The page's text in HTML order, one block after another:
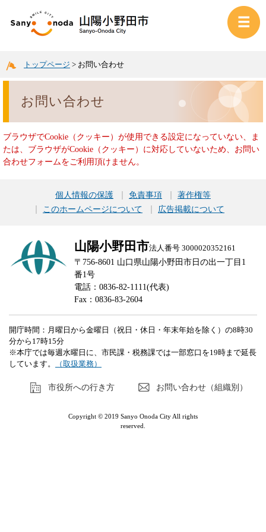
トップページ > お問い合わせ
お問い合わせ
ブラウザでCookie（クッキー）が使用できる設定になっていない、ま
たは、ブラウザがCookie（クッキー）に対応していないため、お問い
合わせフォームをご利用頂けません。
個人情報の保護 免責事項
著作権等
このホームページについて
広告掲載について
山陽小野田市法人番号 3000020352161
〒756-8601 山口県山陽小野田市日の出一丁目1
番1号
電話：0836-82-1111(代表)
Fax：0836-83-2604
開庁時間：月曜日から金曜日（祝日・休日・年末年始を除く）の8時30
分から17時15分
※本庁では毎週水曜日に、市民課・税務課では一部窓口を19時まで延長
しています。
（取扱業務）
市役所への行き方 お問い合わせ（組織別）
Copyright © 2019 Sanyo Onoda City All rights
reserved.